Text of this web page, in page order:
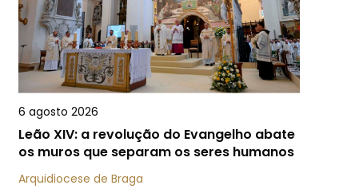
6 agosto 2026
Leão XIV: a revolução do Evangelho abate
os muros que separam os seres humanos
Arquidiocese de Braga